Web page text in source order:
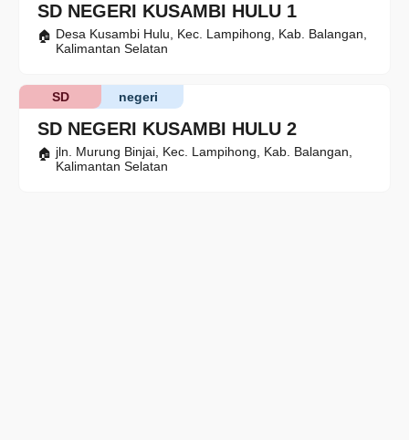
SD NEGERI KUSAMBI HULU 1
Desa Kusambi Hulu, Kec. Lampihong, Kab. Balangan,
Kalimantan Selatan
SD NEGERI KUSAMBI HULU 2
negeri
SD
jln. Murung Binjai, Kec. Lampihong, Kab. Balangan,
Kalimantan Selatan